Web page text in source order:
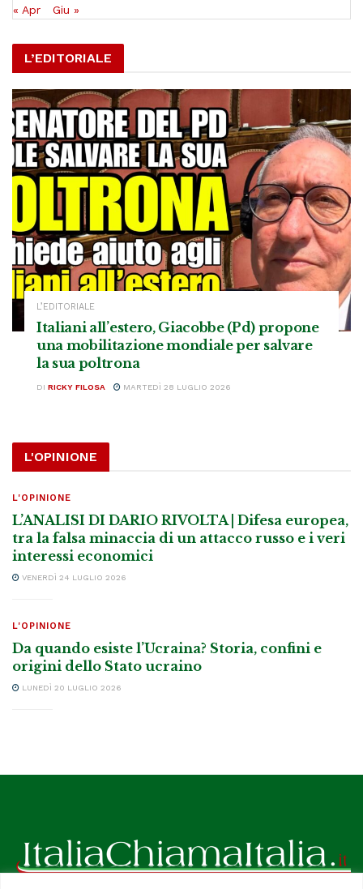
« Apr Giu »
L’EDITORIALE
L’EDITORIALE
Italiani all’estero, Giacobbe (Pd) propone
una mobilitazione mondiale per salvare
la sua poltrona
DI RICKY FILOSA MARTEDÌ 28 LUGLIO 2026
L'OPINIONE
L'OPINIONE
L’ANALISI DI DARIO RIVOLTA | Difesa europea,
tra la falsa minaccia di un attacco russo e i veri
interessi economici
VENERDÌ 24 LUGLIO 2026
L'OPINIONE
Da quando esiste l’Ucraina? Storia, confini e
origini dello Stato ucraino
LUNEDÌ 20 LUGLIO 2026